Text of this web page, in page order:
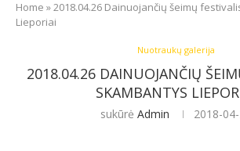
Home »2018.04.26 Dainuojančių šeimų
Lieporiai
Nuotraukų galerija
2018.04.26 DAINUOJANČIŲ
SKAMBANTYS
sukūrė Admin 2018-